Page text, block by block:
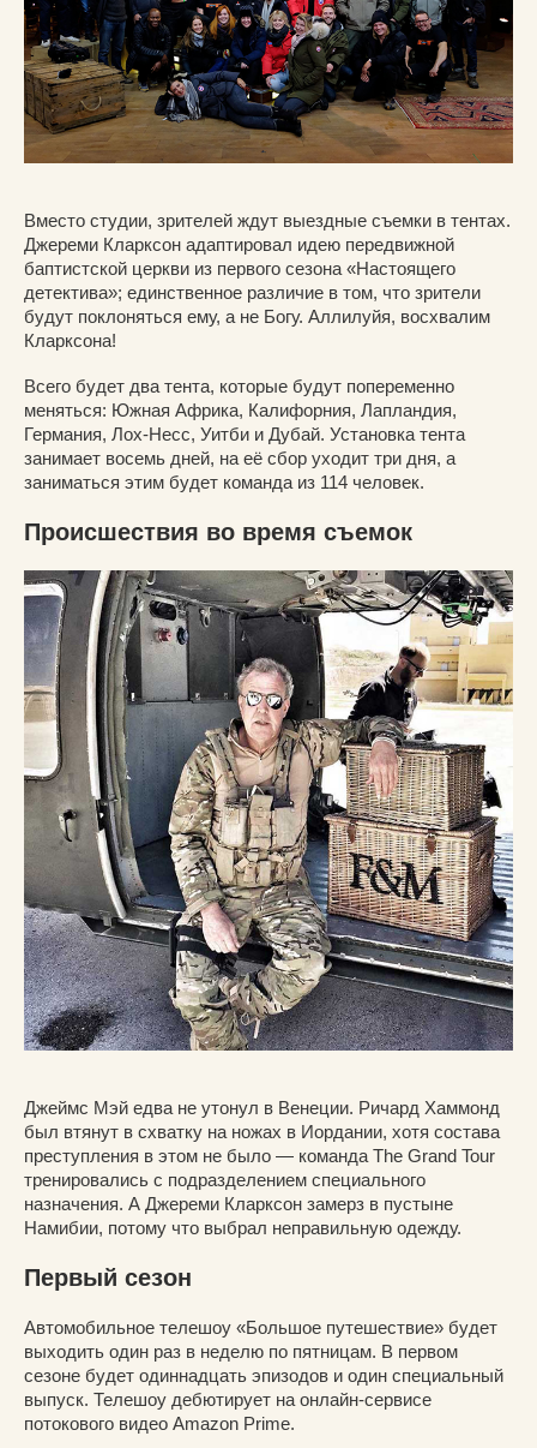
Вместо студии, зрителей ждут выездные съемки в тентах.
Джереми Кларксон адаптировал идею передвижной
баптистской церкви из первого сезона «Настоящего
детектива»; единственное различие в том, что зрители
будут поклоняться ему, а не Богу. Аллилуйя, восхвалим
Кларксона!
Всего будет два тента, которые будут попеременно
меняться: Южная Африка, Калифорния, Лапландия,
Германия, Лох-Несс, Уитби и Дубай. Установка тента
занимает восемь дней, на её сбор уходит три дня, а
заниматься этим будет команда из 114 человек.
Происшествия во время съемок
Джеймс Мэй едва не утонул в Венеции. Ричард Хаммонд
был втянут в схватку на ножах в Иордании, хотя состава
преступления в этом не было — команда The Grand Tour
тренировались с подразделением специального
назначения. А Джереми Кларксон замерз в пустыне
Намибии, потому что выбрал неправильную одежду.
Первый сезон
Автомобильное телешоу «Большое путешествие» будет
выходить один раз в неделю по пятницам. В первом
сезоне будет одиннадцать эпизодов и один специальный
выпуск. Телешоу дебютирует на онлайн-сервисе
потокового видео Amazon Prime.